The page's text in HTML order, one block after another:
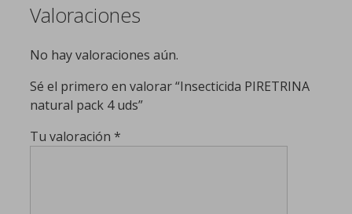
Valoraciones
No hay valoraciones aún.
Sé el primero en valorar “Insecticida PIRETRINA
natural pack 4 uds”
Tu valoración *